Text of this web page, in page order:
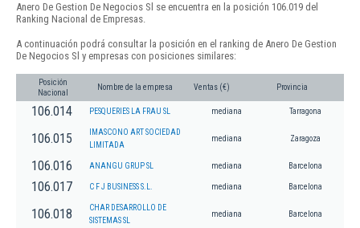
Anero De Gestion De Negocios Sl se encuentra en la posición 106.019 del
Ranking Nacional de Empresas.
A continuación podrá consultar la posición en el ranking de Anero De Gestion
De Negocios Sl y empresas con posiciones similares:
Posición
Nacional
Nombre de la empresa Ventas (€) Provincia
106.014 PESQUERIES LA FRAU SL mediana Tarragona
106.015
IMASCONO ART SOCIEDAD
LIMITADA
mediana Zaragoza
106.016 ANANGU GRUP SL mediana Barcelona
106.017 C F J BUSINESS S.L. mediana Barcelona
106.018
CHAR DESARROLLO DE
SISTEMAS SL
mediana Barcelona